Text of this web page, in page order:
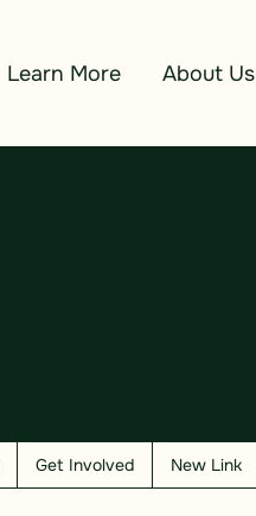
Learn More About Us
Get Involved New Link